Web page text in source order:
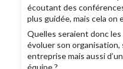
écoutant des
plus guidée, mais cela on
Quelles seraient donc
évoluer son organisation,
entreprise mais aussi